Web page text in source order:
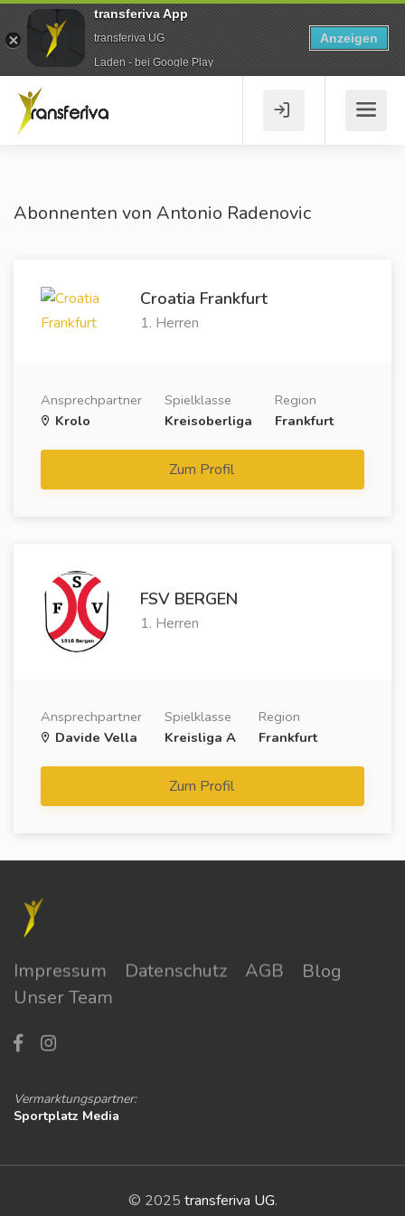
Abonnenten von Antonio Radenovic
Croatia Frankfurt
1. Herren
Ansprechpartner
Krolo
Spielklasse
Kreisoberliga
Region
Frankfurt
Zum Profil
FSV BERGEN
1. Herren
Ansprechpartner
Davide Vella
Spielklasse
Kreisliga A
Region
Frankfurt
Zum Profil
Impressum Datenschutz AGB
Blog
Unser Team
Vermarktungspartner:
Sportplatz Media
© 2025 transferiva UG.
transferiva App
transferiva UG
Laden - bei Google Play
Anzeigen